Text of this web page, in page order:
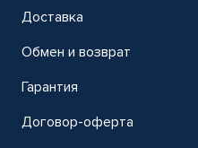
Доставка
Обмен и возврат
Гарантия
Договор-оферта